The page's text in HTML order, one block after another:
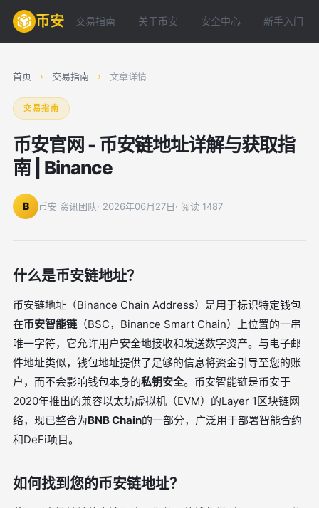
币安 交易指南 关于币安 安全中心 新手入门
首页 › 交易指南 › 文章详情
交易指南
币安官网 - 币安链地址详解与获取指
南 | Binance
B 币安 资讯团队· 2026年06月27日· 阅读 1487
什么是币安链地址？
币安链地址（Binance Chain Address）是用于标识特定钱包
在币安智能链（BSC，Binance Smart Chain）上位置的一串
唯一字符，它允许用户安全地接收和发送数字资产。与电子邮
件地址类似，钱包地址提供了足够的信息将资金引导至您的账
户，而不会影响钱包本身的私钥安全。币安智能链是币安于
2020年推出的兼容以太坊虚拟机（EVM）的Layer 1区块链网
络，现已整合为BNB Chain的一部分，广泛用于部署智能合约
和DeFi项目。
如何找到您的币安链地址？